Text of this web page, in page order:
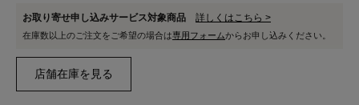
お取り寄せ申し込みサービス対象商品 詳しくはこちら >
在庫数以上のご注文をご希望の場合は専用フォームからお申し込みください。